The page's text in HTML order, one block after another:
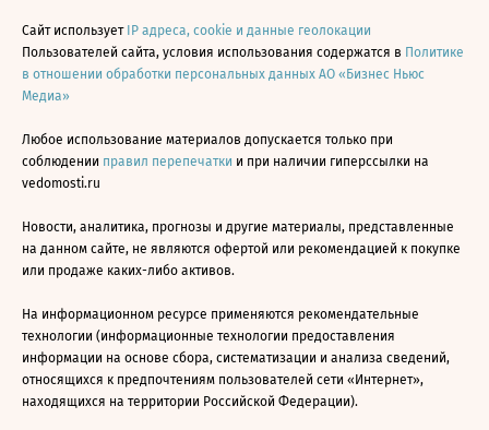
Сайт использует IP адреса, cookie и данные геолокации
Пользователей сайта, условия использования содержатся в Политике
в отношении обработки персональных данных АО «Бизнес Ньюс
Медиа»
Любое использование материалов допускается только при
соблюдении правил перепечатки и при наличии гиперссылки на
vedomosti.ru
Новости, аналитика, прогнозы и другие материалы, представленные
на данном сайте, не являются офертой или рекомендацией к покупке
или продаже каких-либо активов.
На информационном ресурсе применяются рекомендательные
технологии (информационные технологии предоставления
информации на основе сбора, систематизации и анализа сведений,
относящихся к предпочтениям пользователей сети «Интернет»,
находящихся на территории Российской Федерации).